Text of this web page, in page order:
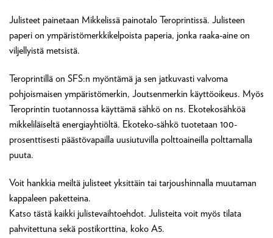
Julisteet painetaan Mikkelissä painotalo Teroprintissä. Julisteen
paperi on ympäristömerkkikelpoista paperia, jonka raaka-aine on
viljellyistä metsistä.
Teroprintillä on SFS:n myöntämä ja sen jatkuvasti valvoma
pohjoismaisen ympäristömerkin, Joutsenmerkin käyttöoikeus. Myös
Teroprintin tuotannossa käyttämä sähkö on ns. Ekotekosähköä
mikkeliläiseltä energiayhtiöltä. Ekoteko-sähkö tuotetaan 100-
prosenttisesti päästövapailla uusiutuvilla polttoaineilla polttamalla
puuta.
Voit hankkia meiltä julisteet yksittäin tai tarjoushinnalla muutaman
kappaleen paketteina.
Katso tästä kaikki julistevaihtoehdot. Julisteita voit myös tilata
pahvitettuna sekä postikorttina, koko A5.